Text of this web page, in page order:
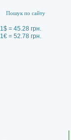
1$ = 45.28 грн.
1€ = 52.78 грн.